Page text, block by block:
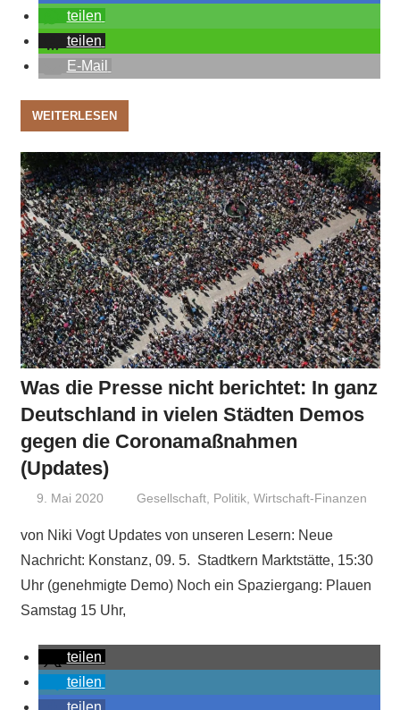
teilen
teilen
E-Mail
WEITERLESEN
Was die Presse nicht berichtet: In ganz
Deutschland in vielen Städten Demos
gegen die Coronamaßnahmen
(Updates)
9. Mai 2020 Niki Vogt
Gesellschaft Politik ,Wirtschaft-Finanzen
von Niki Vogt Updates von unseren Lesern: Neue
Nachricht: Konstanz, 09. 5. Stadtkern Marktstätte, 15:30
Uhr (genehmigte Demo) Noch ein Spaziergang: Plauen
Samstag 15 Uhr,
teilen
teilen
teilen